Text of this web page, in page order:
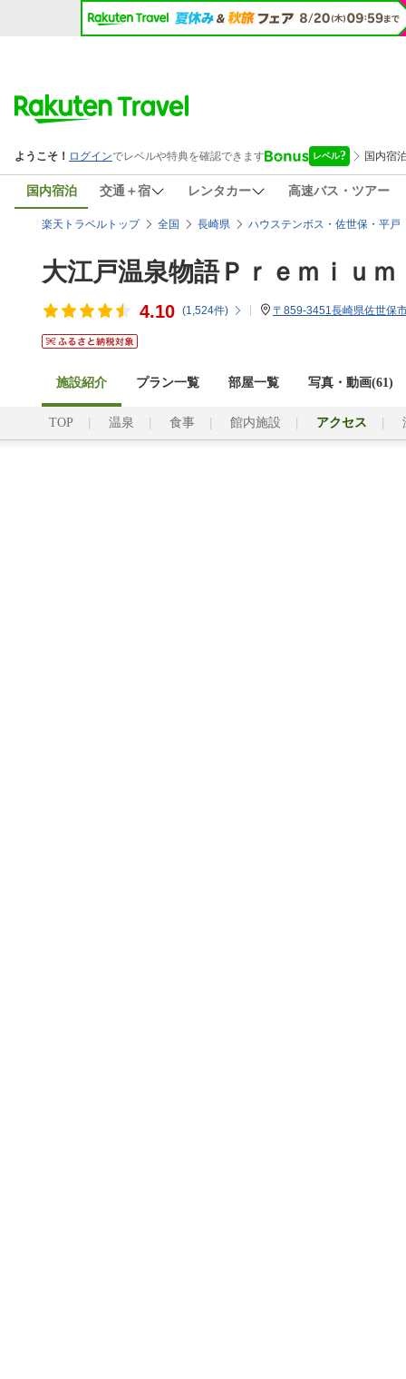
国内宿泊 交通＋宿 レンタカー 高速バス・ツアー
楽天トラベルトップ 全国 長崎県 ハウステンボス・佐世保・平戸
大江戸温泉物語Ｐｒｅｍｉｕ
4.10 (1,524件) 〒859-3451長崎県佐世保
施設紹介 プラン一覧 部屋一覧 写真・動画(61)
TOP 温泉 食事 館内施設 アクセス